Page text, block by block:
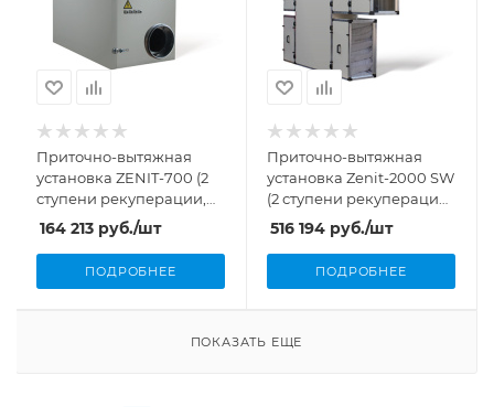
Приточно-вытяжная
установка ZENIT-700 (2
ступени рекуперации,
700 м³/ч, 3,52 кВт)
164 213 руб./шт
ПОДРОБНЕЕ
Приточно-вытяжная
установка Zenit-2000 SW
(2 ступени рекуперации,
2000 м³/ч, 1,1 кВт)
516 194 руб./шт
ПОДРОБНЕЕ
ПОКАЗАТЬ ЕЩЕ